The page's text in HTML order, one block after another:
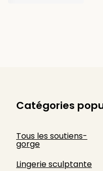
Catégories
Tous les soutiens-
gorge
Lingerie sculptante